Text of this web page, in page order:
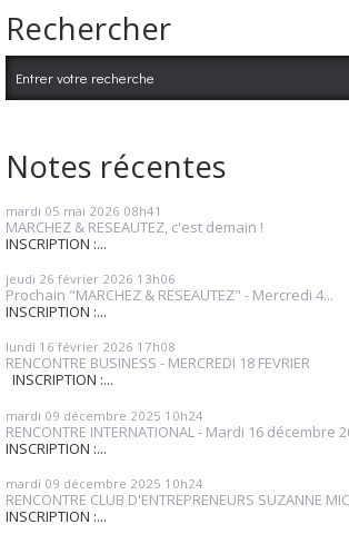
Rechercher
Notes récentes
mardi 05 mai 2026 08h41
MARCHEZ & RESEAUTEZ, c'est demain !
INSCRIPTION :...
jeudi 26 février 2026 13h06
Prochain "MARCHEZ & RESEAUTEZ" - Mercredi 4...
INSCRIPTION :...
lundi 16 février 2026 17h08
RENCONTRE BUSINESS - MERCREDI 18 FEVRIER
INSCRIPTION :...
mardi 09 décembre 2025 10h24
RENCONTRE INTERNATIONAL - Mardi 16 décembre
INSCRIPTION :...
mardi 09 décembre 2025 10h24
RENCONTRE CLUB D'ENTREPRENEURS SUZANNE
INSCRIPTION :...